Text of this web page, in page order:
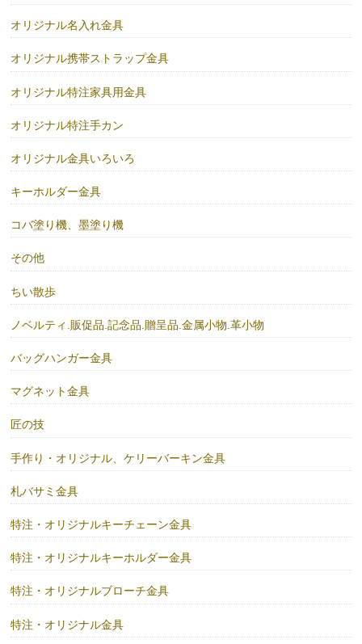
オリジナル名入れ金具
オリジナル携帯ストラップ金具
オリジナル特注家具用金具
オリジナル特注手カン
オリジナル金具いろいろ
キーホルダー金具
コバ塗り機、墨塗り機
その他
ちい散歩
ノベルティ.販促品.記念品.贈呈品.金属小物.革小物
バッグハンガー金具
マグネット金具
匠の技
手作り・オリジナル、ケリーバーキン金具
札バサミ金具
特注・オリジナルキーチェーン金具
特注・オリジナルキーホルダー金具
特注・オリジナルブローチ金具
特注・オリジナル金具